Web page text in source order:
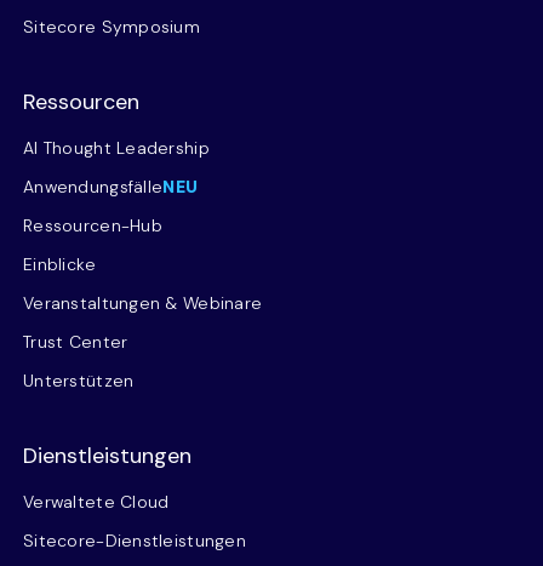
Sitecore Symposium
Ressourcen
AI Thought Leadership
AnwendungsfälleNEU
Ressourcen-Hub
Einblicke
Veranstaltungen & Webinare
Trust Center
Unterstützen
Dienstleistungen
Verwaltete Cloud
Sitecore-Dienstleistungen